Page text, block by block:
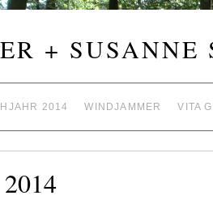
+ SUSANNE
2014 WINDJAMMER VITA